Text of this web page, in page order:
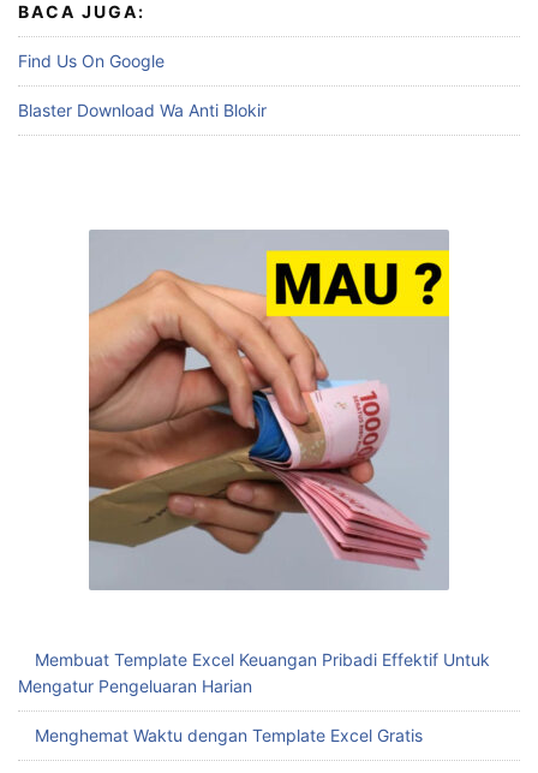
BACA JUGA:
Find Us On Google
Blaster Download Wa Anti Blokir
Membuat Template Excel Keuangan Pribadi Effektif Untuk
Mengatur Pengeluaran Harian
Menghemat Waktu dengan Template Excel Gratis